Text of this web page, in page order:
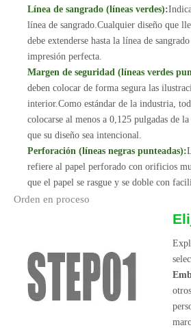
Línea de sangrado (líneas verdes):
línea de sangrado.Cualquier diseño que
debe extenderse hasta la línea de
impresión perfecta.
Margen de seguridad (líneas verdes
deben colocar de forma segura las
interior.Como estándar de la industria,
colocarse al menos a 0,125 pulgadas de
que su diseño sea intencional.
Perforación (líneas negras punteadas):
refiere al papel perforado con orificios
que el papel se rasgue y se doble con
Orden en proceso